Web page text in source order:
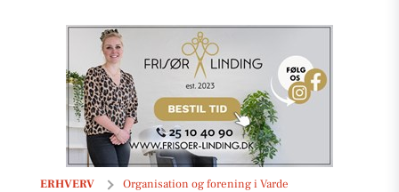
ERHVERV Organisation og forening i Varde
4H-skuet, Varde